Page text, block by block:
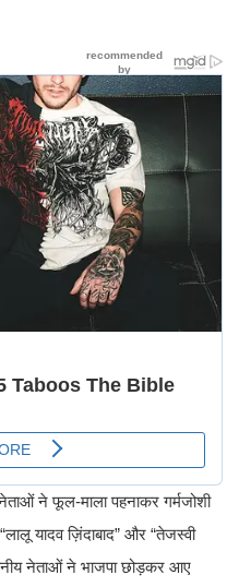
ने फूल-माला पहनाकर गर्मजोशी
यादव ज़िंदाबाद” और “तेजस्वी
नेताओं ने भाजपा छोड़कर आए